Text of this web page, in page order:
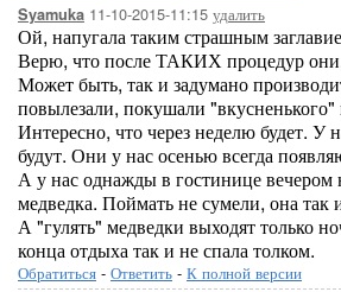
Syamuka 11-10-2015-11:15 удалить
Ой, напугала таким страшным
Верю, что после ТАКИХ процедур
Может быть, так и задумано
повылезали, покушали
Интересно, что через неделю будет. У
будут. Они у нас осенью всегда
А у нас однажды в гостинице вечером
медведка. Поймать не сумели, она так
А "гулять" медведки выходят только
конца отдыха так и не спала толком.
Обратиться - Ответить - К полной версии